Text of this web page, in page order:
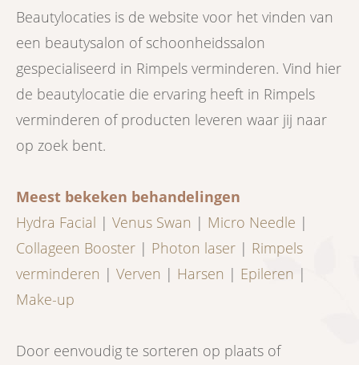
Beautylocaties is de website voor het vinden van
een beautysalon of schoonheidssalon
gespecialiseerd in Rimpels verminderen. Vind hier
de beautylocatie die ervaring heeft in Rimpels
verminderen of producten leveren waar jij naar
op zoek bent.
Meest bekeken behandelingen
Hydra Facial | Venus Swan | Micro Needle |
Collageen Booster | Photon laser | Rimpels
verminderen | Verven | Harsen | Epileren |
Make-up
Door eenvoudig te sorteren op plaats of